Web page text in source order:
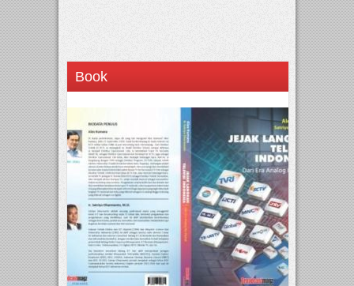
Book